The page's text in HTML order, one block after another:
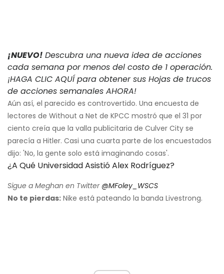
¡NUEVO! Descubra una nueva idea de acciones
cada semana por menos del costo de 1 operación.
¡HAGA CLIC AQUÍ para obtener sus Hojas de trucos
de acciones semanales AHORA!
Aún así, el parecido es controvertido. Una encuesta de
lectores de Without a Net de KPCC mostró que el 31 por
ciento creía que la valla publicitaria de Culver City se
parecía a Hitler. Casi una cuarta parte de los encuestados
dijo: 'No, la gente solo está imaginando cosas'.
¿A Qué Universidad Asistió Alex Rodríguez?
Sigue a Meghan en Twitter @MFoley_WSCS
No te pierdas: Nike está pateando la banda Livestrong.